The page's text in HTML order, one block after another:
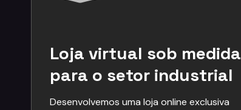
Loja virtual sob medida
para o setor industrial
Desenvolvemos uma loja online exclusiva